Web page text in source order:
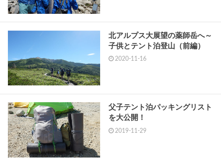
北アルプス大展望の薬師岳へ～
子供とテント泊登山（前編）
2020-11-16
父子テント泊パッキングリスト
を大公開！
2019-11-29